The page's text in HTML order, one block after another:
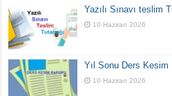
Yazılı Sınavı teslim
10 Haziran 2026
Yıl Sonu Ders Kesim
10 Haziran 2026